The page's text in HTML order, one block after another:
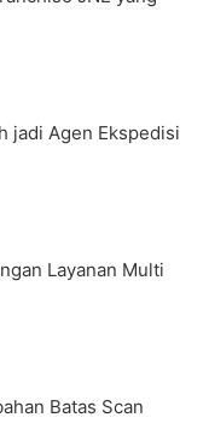
jadi Agen Ekspedisi
Layanan Multi
Batas Scan